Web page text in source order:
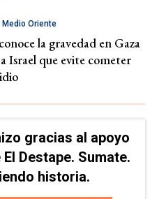
Oriente
la gravedad en Gaza
Israel que evite cometer
gracias al apoyo
Destape. Sumate.
historia.